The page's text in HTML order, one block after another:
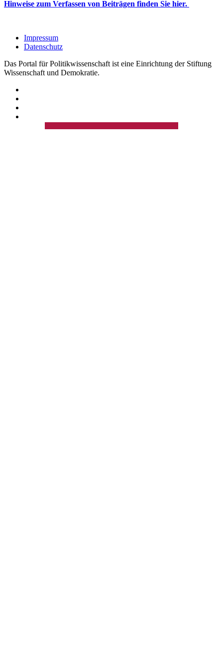
Hinweise zum Verfassen von Beiträgen finden Sie hier.
Impressum
Datenschutz
Das Portal für Politikwissenschaft ist eine Einrichtung der Stiftung
Wissenschaft und Demokratie.